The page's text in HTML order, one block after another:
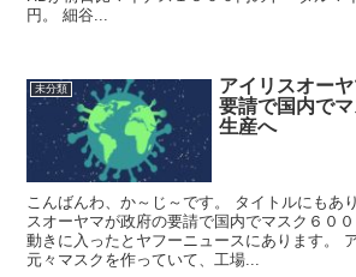
円。 細谷...
未分類
アイリスオー
要請で国内で
生産へ
こんばんわ、か～じ～です。 タイトルにもあ
スオーヤマが政府の要請で国内でマスク６０
動きに入ったとヤフーニュースにあります。
元々マスクを作っていて、工場...